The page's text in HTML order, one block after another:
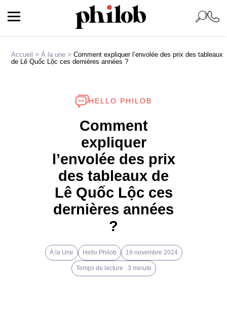
Accueil >À la une >Comment expliquer l’envolée des prix des tableaux
de Lê Quốc Lộc ces dernières années ?
HELLO PHILOB
Comment
expliquer
l’envolée des prix
des tableaux de
Lê Quốc Lộc ces
dernières années
?
À la Une Hello Philob 19 novembre 2024
Temps de lecture : 3 minute